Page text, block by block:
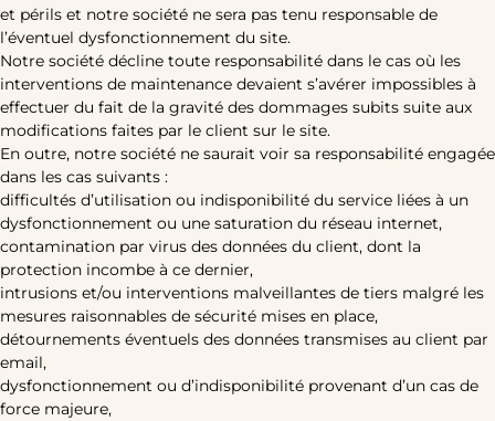
et périls et notre société ne sera pas tenu responsable de
l’éventuel dysfonctionnement du site.
Notre société décline toute responsabilité dans le cas où les
interventions de maintenance devaient s’avérer impossibles à
effectuer du fait de la gravité des dommages subits suite aux
modifications faites par le client sur le site.
En outre, notre société ne saurait voir sa responsabilité engagée
dans les cas suivants :
difficultés d’utilisation ou indisponibilité du service liées à un
dysfonctionnement ou une saturation du réseau internet,
contamination par virus des données du client, dont la
protection incombe à ce dernier,
intrusions et/ou interventions malveillantes de tiers malgré les
mesures raisonnables de sécurité mises en place,
détournements éventuels des données transmises au client par
email,
dysfonctionnement ou d’indisponibilité provenant d’un cas de
force majeure,